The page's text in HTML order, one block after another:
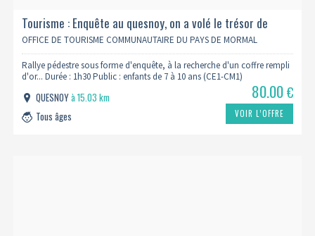
Tourisme : Enquête au quesnoy, on a volé le trésor de
vauban
OFFICE DE TOURISME COMMUNAUTAIRE DU PAYS DE MORMAL
Rallye pédestre sous forme d'enquête, à la recherche d'un coffre rempli
d'or... Durée : 1h30 Public : enfants de 7 à 10 ans (CE1-CM1)
QUESNOYà 15.03 km
Tous âges
80.00€
VOIR L’OFFRE